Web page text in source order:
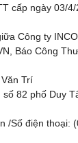
cấp ngày 03/
Công ty
Báo Công
Trí
82 phố Duy
/Số điện thoại: